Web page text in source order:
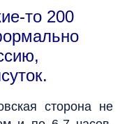
то 200
сторона не